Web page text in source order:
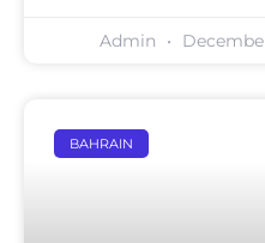
Admin
BAHRAIN